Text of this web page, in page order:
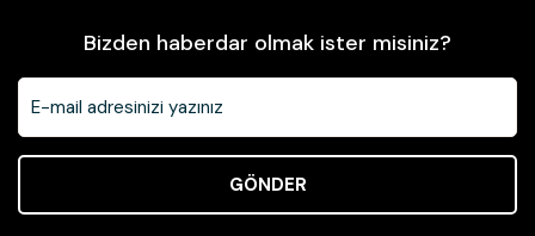
Bizden haberdar olmak ister misiniz?
GÖNDER